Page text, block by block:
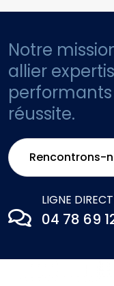
Notre
allier
réussite.
Rencontrons-
LIGNE
04 78 69